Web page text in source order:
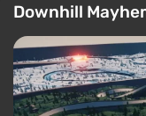
Downhill